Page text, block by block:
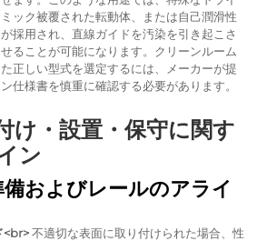
ック被覆された転動体、または自己潤滑性
採用され、直線ガイドを汚染を引き起こさ
ることが可能になります。クリーンルーム
正しい型式を選定するには、メーカーが提
仕様書を慎重に確認する必要があります。
け・設置・保守に関す
ン
およびレールのアライ
<br>不適切な表面に取り付けられた場合、性